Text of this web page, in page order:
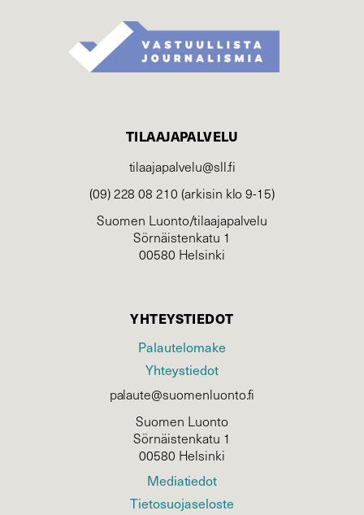
TILAAJAPALVELU
tilaajapalvelu@sll.fi
(09) 228 08 210 (arkisin klo 9-15)
Suomen Luonto/tilaajapalvelu
Sörnäistenkatu 1
00580 Helsinki
YHTEYSTIEDOT
Palautelomake
Yhteystiedot
palaute@suomenluonto.fi
Suomen Luonto
Sörnäistenkatu 1
00580 Helsinki
Mediatiedot
Tietosuojaseloste